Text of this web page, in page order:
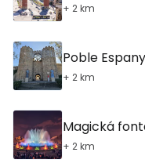
+ 2 km
Poble
+ 2 km
Magická
+ 2 km